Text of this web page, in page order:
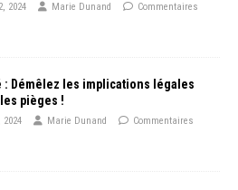
2024 Marie Dunand
Commentaires
: Démêlez les implications légales
pièges !
2024 Marie Dunand
Commentaires